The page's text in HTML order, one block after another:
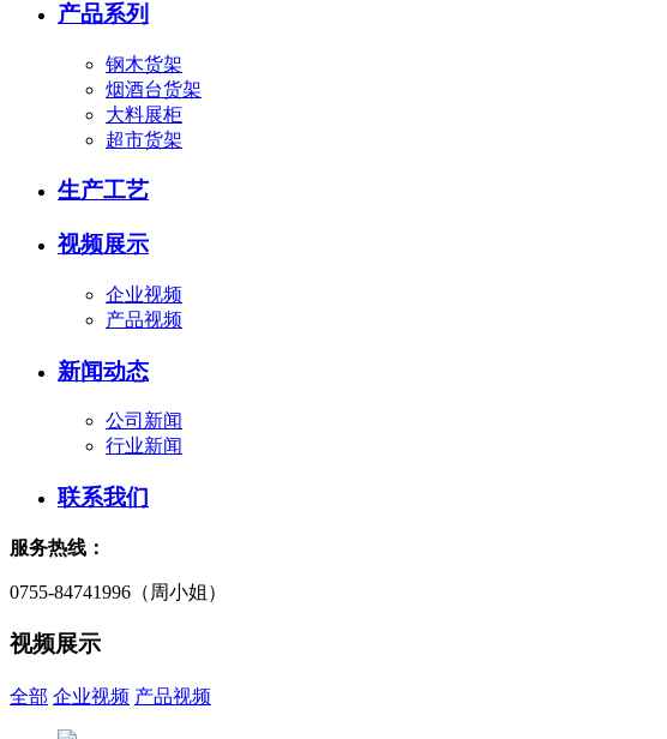
产品系列
钢木货架
烟酒台货架
大料展柜
超市货架
生产工艺
视频展示
企业视频
产品视频
新闻动态
公司新闻
行业新闻
联系我们
服务热线：
0755-84741996（周小姐）
视频展示
全部 企业视频 产品视频